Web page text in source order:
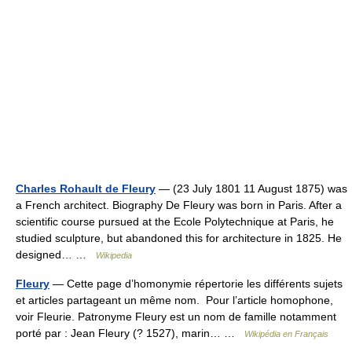
Charles Rohault de Fleury — (23 July 1801 11 August 1875) was
a French architect. Biography De Fleury was born in Paris. After a
scientific course pursued at the Ecole Polytechnique at Paris, he
studied sculpture, but abandoned this for architecture in 1825. He
designed… …
Wikipedia
Fleury — Cette page d’homonymie répertorie les différents sujets
et articles partageant un même nom. Pour l’article homophone,
voir Fleurie. Patronyme Fleury est un nom de famille notamment
porté par : Jean Fleury (? 1527), marin… …
Wikipédia en Français